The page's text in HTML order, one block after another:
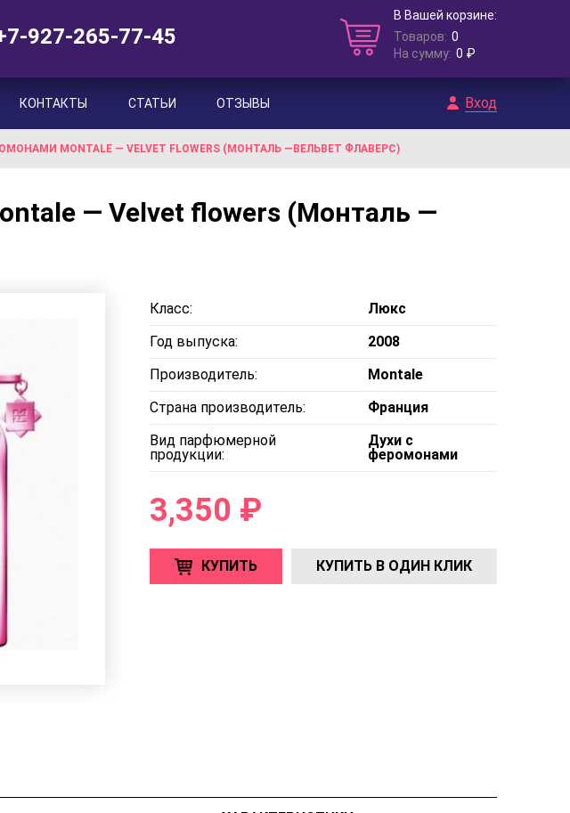
927-265-77-45
В Вашей корзине:
Товаров: 0
На сумму: 0 ₽
КОНТАКТЫ СТАТЬИ ОТЗЫВЫ Вход
MONTALE — VELVET FLOWERS (МОНТАЛЬ —ВЕЛЬВЕТ ФЛАВЕРС)
— Velvet flowers (Монталь —
Класс:
Люкс
Год выпуска:
2008
Производитель:
Montale
Страна производитель:
Франция
Вид парфюмерной
продукции:
Духи с
феромонами
3,350 ₽
КУПИТЬ КУПИТЬ В ОДИН КЛИК